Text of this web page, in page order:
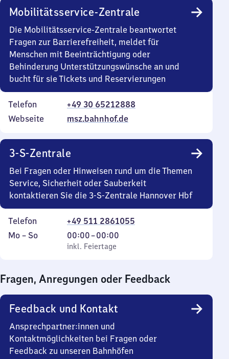
Mobilitätsservice-Zentrale
Die Mobilitätsservice-Zentrale beantwortet
Fragen zur Barrierefreiheit, meldet für
Menschen mit Beeinträchtigung oder
Behinderung Unterstützungswünsche an und
bucht für sie Tickets und Reservierungen
Telefon
+49 30 65212888
Webseite
msz.bahnhof.de
3-S-Zentrale
Bei Fragen oder Hinweisen rund um die Themen
Service, Sicherheit oder Sauberkeit
kontaktieren Sie die 3-S-Zentrale Hannover Hbf
Telefon
+49 511 2861055
Montag
Mo – So,
inkl. Feiertage
00:00–00:00
Von
0
0
Uhr
inkl. Feiertage
Fragen, Anregungen oder Feedback
Feedback und Kontakt
Ansprechpartner:innen und
Kontaktmöglichkeiten bei Fragen oder
Feedback zu unseren Bahnhöfen